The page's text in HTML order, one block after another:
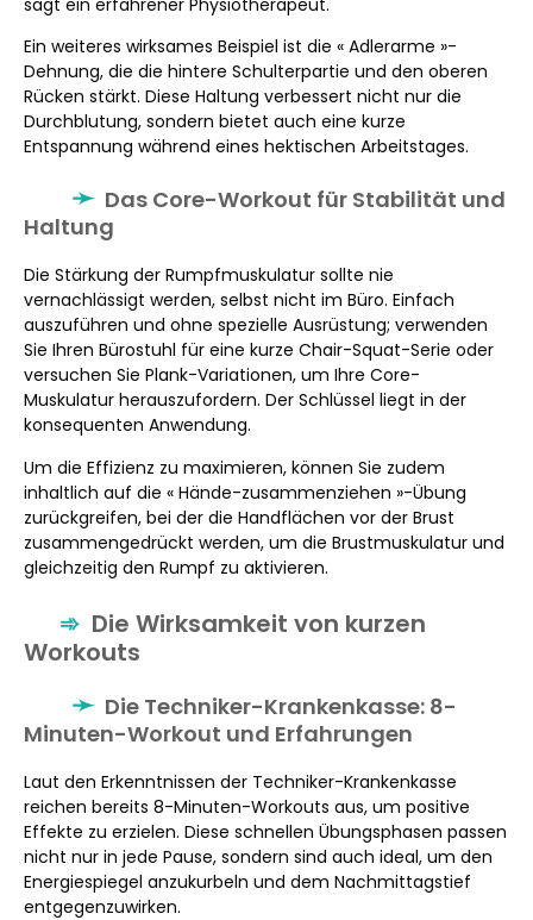
Ein weiteres wirksames Beispiel ist die « Adlerarme »-
Dehnung, die die hintere Schulterpartie und den oberen
Rücken stärkt. Diese Haltung verbessert nicht nur die
Durchblutung, sondern bietet auch eine kurze
Entspannung während eines hektischen Arbeitstages.
Das Core-Workout für Stabilität und
Haltung
Die Stärkung der Rumpfmuskulatur sollte nie
vernachlässigt werden, selbst nicht im Büro. Einfach
auszuführen und ohne spezielle Ausrüstung; verwenden
Sie Ihren Bürostuhl für eine kurze Chair-Squat-Serie oder
versuchen Sie Plank-Variationen, um Ihre Core-
Muskulatur herauszufordern. Der Schlüssel liegt in der
konsequenten Anwendung.
Um die Effizienz zu maximieren, können Sie zudem
inhaltlich auf die « Hände-zusammenziehen »-Übung
zurückgreifen, bei der die Handflächen vor der Brust
zusammengedrückt werden, um die Brustmuskulatur und
gleichzeitig den Rumpf zu aktivieren.
Die Wirksamkeit von kurzen
Workouts
Die Techniker-Krankenkasse: 8-
Minuten-Workout und Erfahrungen
Laut den Erkenntnissen der Techniker-Krankenkasse
reichen bereits 8-Minuten-Workouts aus, um positive
Effekte zu erzielen. Diese schnellen Übungsphasen passen
nicht nur in jede Pause, sondern sind auch ideal, um den
Energiespiegel anzukurbeln und dem Nachmittagstief
entgegenzuwirken.